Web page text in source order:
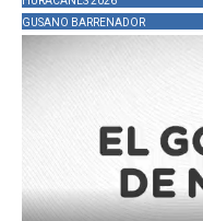
GUSANO BARRENADOR